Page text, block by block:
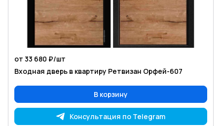
от 33 680 ₽/шт
Входная дверь в квартиру Ретвизан Орфей-607
В корзину
Консультация по Telegram